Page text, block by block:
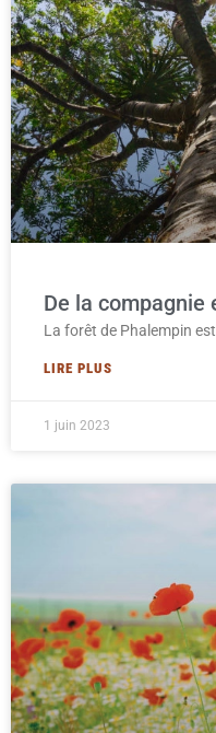
De la compagnie
La forêt de Phalempin
LIRE PLUS
1 juin 2023